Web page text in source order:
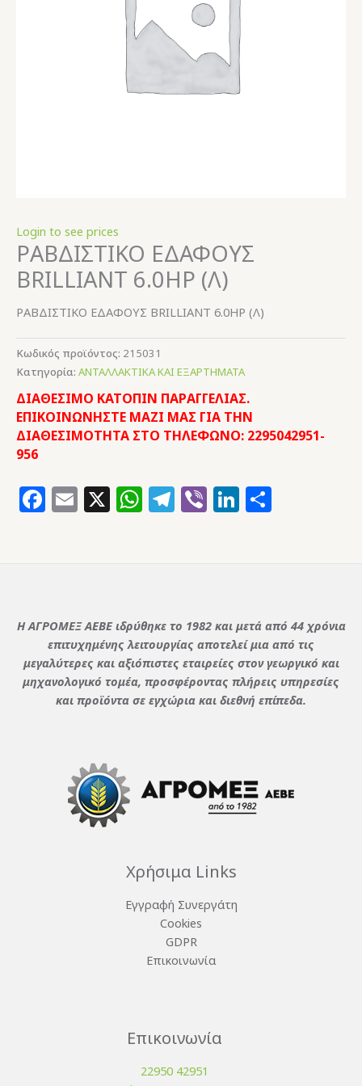
Login to see prices
ΡΑΒΔΙΣΤΙΚΟ ΕΔΑΦΟΥΣ
BRILLIANT 6.0HP (Λ)
ΡΑΒΔΙΣΤΙΚΟ ΕΔΑΦΟΥΣ BRILLIANT 6.0HP (Λ)
Κωδικός προϊόντος: 215031
Κατηγορία: ΑΝΤΑΛΛΑΚΤΙΚΑ ΚΑΙ ΕΞΑΡΤΗΜΑΤΑ
ΔΙΑΘΕΣΙΜΟ ΚΑΤΟΠΙΝ ΠΑΡΑΓΓΕΛΙΑΣ.
ΕΠΙΚΟΙΝΩΝΗΣΤΕ ΜΑΖΙ ΜΑΣ ΓΙΑ ΤΗΝ
ΔΙΑΘΕΣΙΜΟΤΗΤΑ ΣΤΟ ΤΗΛΕΦΩΝΟ: 2295042951-
956
Facebook
Email
X WhatsApp
Telegram
ViberLinkedIn
Η ΑΓΡΟΜΕΞ ΑΕΒΕ ιδρύθηκε το 1982 και μετά από 44 χρόνια
επιτυχημένης λειτουργίας αποτελεί μια από τις
μεγαλύτερες και αξιόπιστες εταιρείες στον γεωργικό και
μηχανολογικό τομέα, προσφέροντας πλήρεις υπηρεσίες
και προϊόντα σε εγχώρια και διεθνή επίπεδα.
Χρήσιμα Links
Εγγραφή Συνεργάτη
Cookies
GDPR
Επικοινωνία
Επικοινωνία
22950 42951